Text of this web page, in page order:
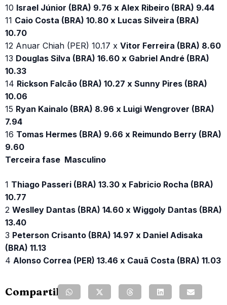
10 Israel Júnior (BRA) 9.76 x Alex Ribeiro (BRA) 9.44
11 Caio Costa (BRA) 10.80 x Lucas Silveira (BRA)
10.70
12 Anuar Chiah (PER) 10.17 x Vitor Ferreira (BRA) 8.60
13 Douglas Silva (BRA) 16.60 x Gabriel André (BRA)
10.33
14 Rickson Falcão (BRA) 10.27 x Sunny Pires (BRA)
10.06
15 Ryan Kainalo (BRA) 8.96 x Luigi Wengrover (BRA)
7.94
16 Tomas Hermes (BRA) 9.66 x Reimundo Berry (BRA)
9.60
Terceira fase Masculino
1 Thiago Passeri (BRA) 13.30 x Fabricio Rocha (BRA)
10.77
2 Weslley Dantas (BRA) 14.60 x Wiggoly Dantas (BRA)
13.40
3 Peterson Crisanto (BRA) 14.97 x Daniel Adisaka
(BRA) 11.13
4 Alonso Correa (PER) 13.46 x Cauã Costa (BRA) 11.03
Compartilhe: